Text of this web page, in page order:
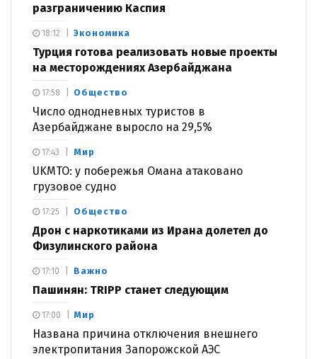
разграничению Каспия
Экономика
Турция готова реализовать новые проекты
на месторождениях Азербайджана
18:12
Общество
Число однодневных туристов в
Азербайджане выросло на 29,5%
17:58
Мир
UKMTO: у побережья Омана атаковано
грузовое судно
17:43
Общество
Дрон с наркотиками из Ирана долетел до
Физулинского района
17:25
Важно
Пашинян: TRIPP станет следующим
17:10
Мир
Названа причина отключения внешнего
электропитания Запорожской АЭС
17:00